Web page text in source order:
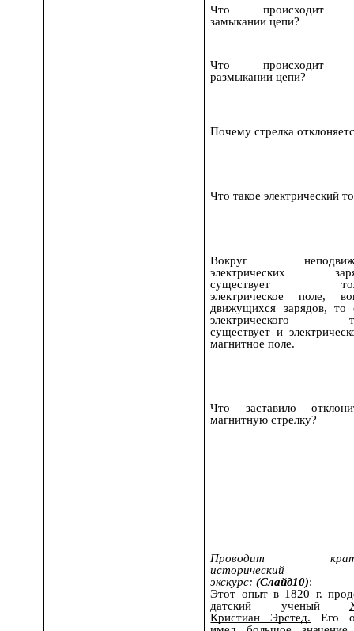
Что происходит
замыкании цепи?
Что происходит
размыкании цепи?
Почему стрелка
Что такое электрический
Вокруг
электрических
существует
электрическое поле,
движущихся зарядов, то
электрического
существует и
магнитное поле.
Что заставило
магнитную стрелку?
Проводит
исторический
экскурс: (Слайд10):
Этот опыт в 1820 г.
датский ученый
Кристиан Эрстед. Его